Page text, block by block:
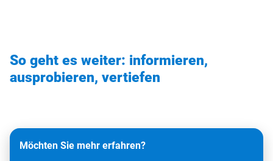
So geht es weiter: informieren,
ausprobieren, vertiefen
Möchten Sie mehr erfahren?